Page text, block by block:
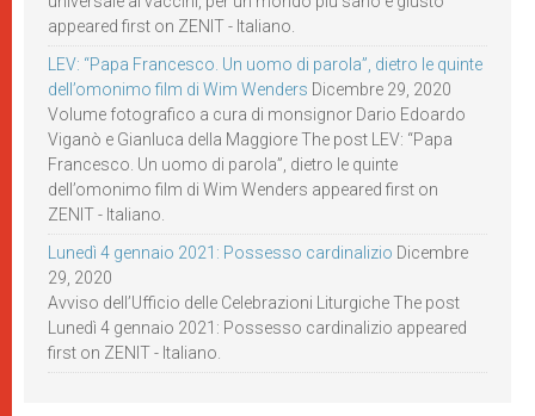
appeared first on ZENIT - Italiano.
LEV: “Papa Francesco. Un uomo di parola”, dietro le quinte
dell’omonimo film di Wim Wenders Dicembre 29, 2020
Volume fotografico a cura di monsignor Dario Edoardo
Viganò e Gianluca della Maggiore The post LEV: “Papa
Francesco. Un uomo di parola”, dietro le quinte
dell’omonimo film di Wim Wenders appeared first on
ZENIT - Italiano.
Lunedì 4 gennaio 2021: Possesso cardinalizio Dicembre
29, 2020
Avviso dell’Ufficio delle Celebrazioni Liturgiche The post
Lunedì 4 gennaio 2021: Possesso cardinalizio appeared
first on ZENIT - Italiano.